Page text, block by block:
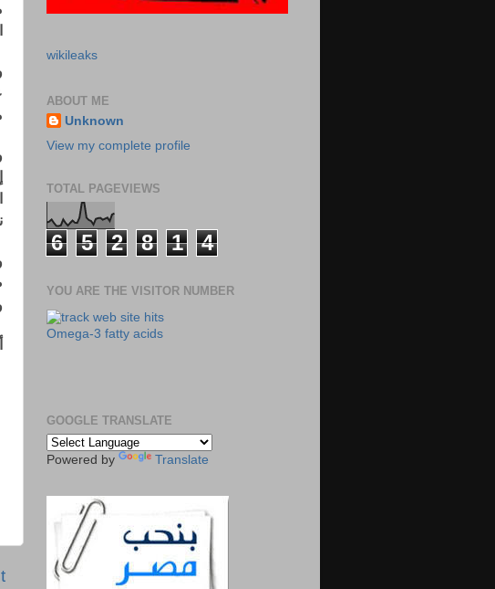
wikileaks
ABOUT ME
Unknown
View my complete profile
TOTAL PAGEVIEWS
6 5 2 8 1 4
YOU ARE THE VISITOR NUMBER
Omega-3 fatty acids
GOOGLE TRANSLATE
Powered by Translate